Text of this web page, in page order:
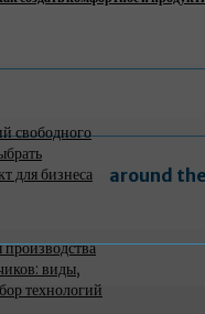
свободного
для бизнеса
виды,
технологий
around